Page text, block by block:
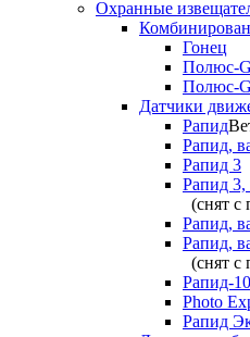
Охранные
Гонец
Полюс-G
Полюс-
Датчики
Рапид
Рапид,
Рапид 3
Рапид 3,
(снят с
Рапид,
Рапид,
(снят с
Рапид-
Photo
Рапид